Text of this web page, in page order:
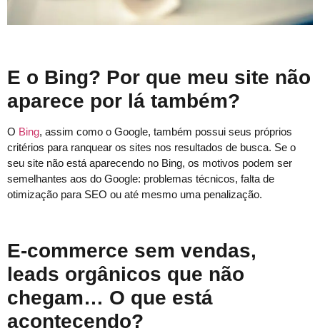
E o Bing? Por que meu site não
aparece por lá também?
O Bing, assim como o Google, também possui seus próprios
critérios para ranquear os sites nos resultados de busca. Se o
seu site não está aparecendo no Bing, os motivos podem ser
semelhantes aos do Google: problemas técnicos, falta de
otimização para SEO ou até mesmo uma penalização.
E-commerce sem vendas,
leads orgânicos que não
chegam… O que está
acontecendo?